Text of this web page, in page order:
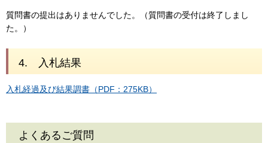
質問書の提出はありませんでした。（質問書の受付は終了しまし
た。）
4. 入札結果
入札経過及び結果調書（PDF：275KB）
よくあるご質問